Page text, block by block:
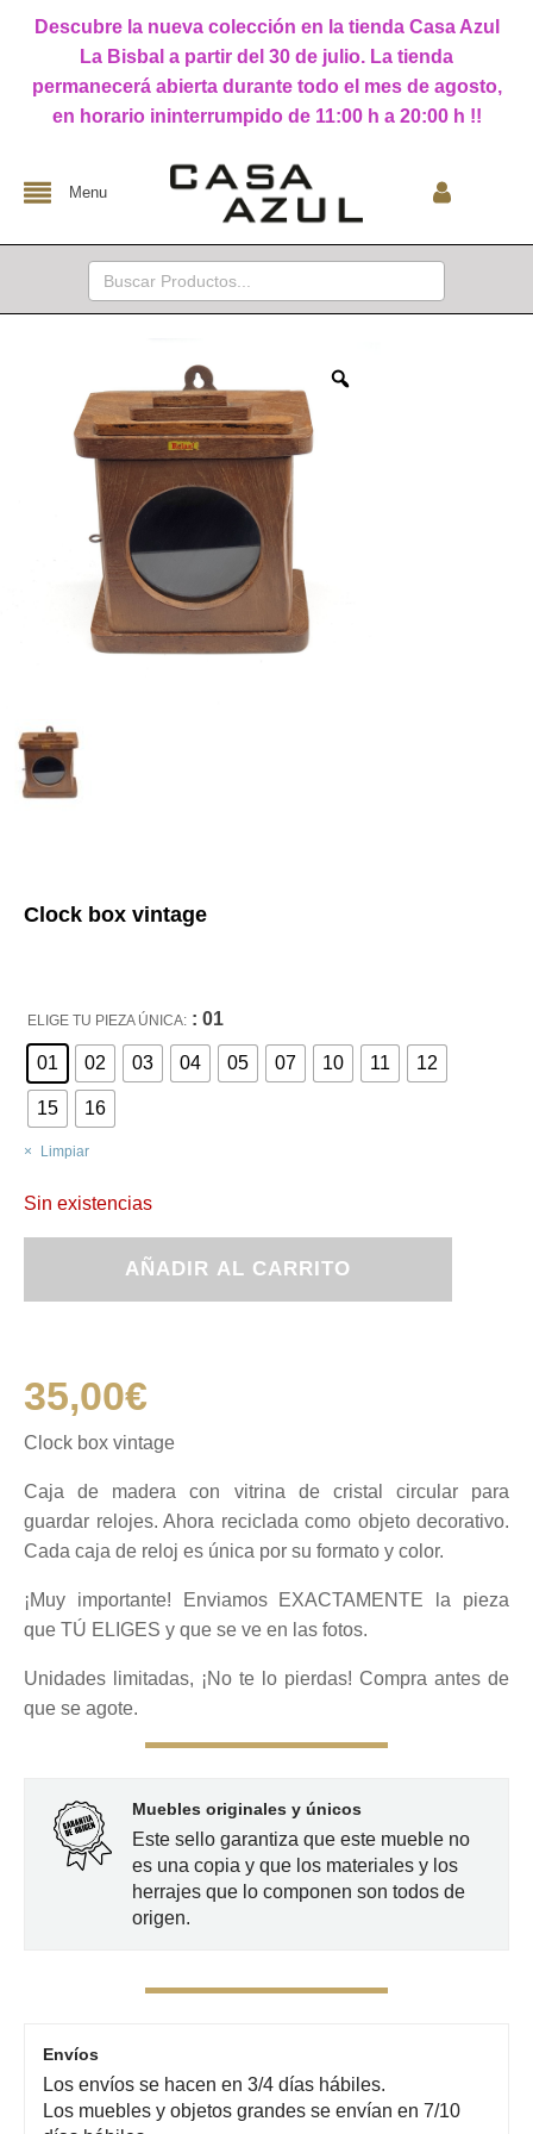
Descubre la nueva colección en la tienda Casa Azul
La Bisbal a partir del 30 de julio. La tienda
permanecerá abierta durante todo el mes de agosto,
en horario ininterrumpido de 11:00 h a 20:00 h !!
Menu
Buscar:
Clock box vintage
ELIGE TU PIEZA ÚNICA: : 01
01 02 03 04 05 07 10 11 12
15 16
Limpiar
Sin existencias
vintage
AÑADIR AL CARRITO
35,00€
Clock box vintage
Caja de madera con vitrina de cristal circular para
guardar relojes. Ahora reciclada como objeto decorativo.
Cada caja de reloj es única por su formato y color.
¡Muy importante! Enviamos EXACTAMENTE la pieza
que TÚ ELIGES y que se ve en las fotos.
Unidades limitadas, ¡No te lo pierdas! Compra antes de
que se agote.
Muebles originales y únicos
Este sello garantiza que este mueble no
es una copia y que los materiales y los
herrajes que lo componen son todos de
origen.
Envíos
Los envíos se hacen en 3/4 días hábiles.
Los muebles y objetos grandes se envían en 7/10